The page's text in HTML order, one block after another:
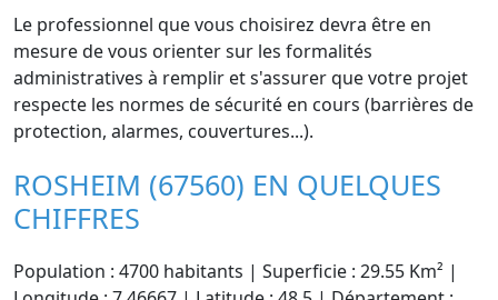
Le professionnel que vous choisirez devra être en
mesure de vous orienter sur les formalités
administratives à remplir et s'assurer que votre projet
respecte les normes de sécurité en cours (barrières de
protection, alarmes, couvertures...).
ROSHEIM (67560) EN QUELQUES
CHIFFRES
Population : 4700 habitants | Superficie : 29.55 Km² |